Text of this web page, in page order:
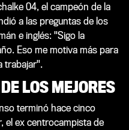
04, el campeón de la
a las preguntas de los
e inglés: "Sigo la
Eso me motiva más para
trabajar".
LOS MEJORES
terminó hace cinco
el ex centrocampista de